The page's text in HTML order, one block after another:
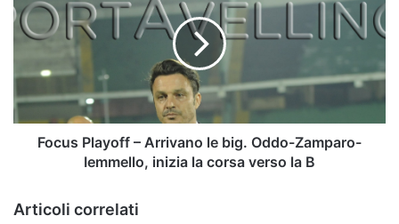
–
Arrivano
Zamparo-
Iemmello,
inizia
la
Focus Playoff – Arrivano le big. Oddo-Zamparo-
Iemmello, inizia la corsa verso la B
Articoli correlati